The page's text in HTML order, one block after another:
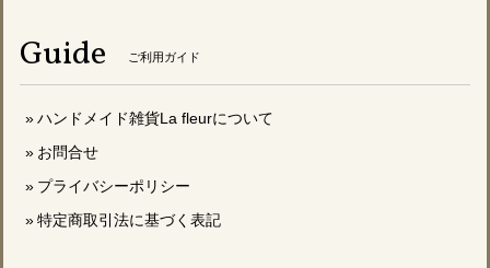
Guide ご利用ガイド
ハンドメイド雑貨La fleurについて
お問合せ
プライバシーポリシー
特定商取引法に基づく表記